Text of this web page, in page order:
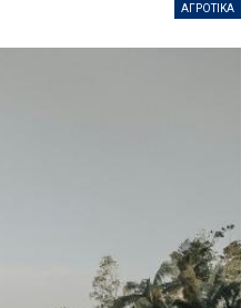
ΑΓΡΟΤΙΚΆ